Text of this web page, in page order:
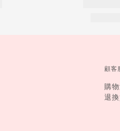
顧客
購
退